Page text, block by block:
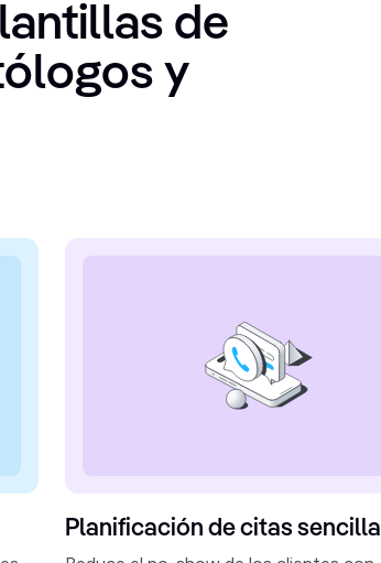
de
y
Planificación de citas sencilla